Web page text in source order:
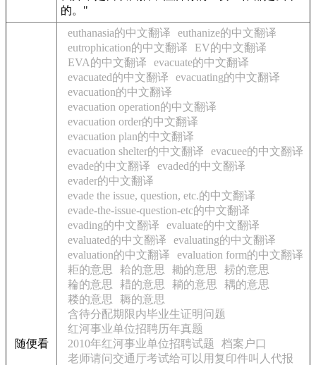
的。"
随便看
euthanasia的中文翻译
euthanize的中文翻译
eutrophication的中文翻译
EV的中文翻译
EVA的中文翻译
evacuate的中文翻译
evacuated的中文翻译
evacuating的中文翻译
evacuation的中文翻译
evacuation operation的中文翻译
evacuation order的中文翻译
evacuation plan的中文翻译
evacuation shelter的中文翻译
evacuee的中文翻译
evade的中文翻译
evaded的中文翻译
evader的中文翻译
evade the issue, question, etc.的中文翻译
evade-the-issue-question-etc的中文翻译
evading的中文翻译
evaluate的中文翻译
evaluated的中文翻译
evaluating的中文翻译
evaluation的中文翻译
evaluation form的中文翻译
耟的意思
耠的意思 耡的意思
耢的意思
耣的意思
耤的意思 耥的意思
耦的意思
耧的意思
耨的意思
含待分配期限内毕业生证明问题
红河事业单位招聘历年真题
2010年红河事业单位招聘试题
档案户口
老师请问交通厅考试给可以用复印件叫人代报